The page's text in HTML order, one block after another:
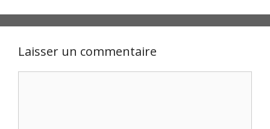
Laisser un commentaire